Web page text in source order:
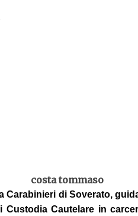
costa tommaso
Carabinieri di Soverato,
Cautelare in